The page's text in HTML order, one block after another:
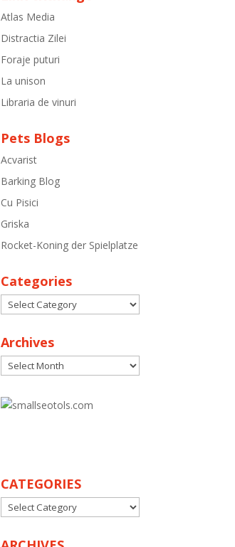
Atlas Media
Distractia Zilei
Foraje puturi
La unison
Libraria de vinuri
Pets Blogs
Acvarist
Barking Blog
Cu Pisici
Griska
Rocket-Koning der Spielplatze
Categories
Categories
Archives
Archives
CATEGORIES
CATEGORIES